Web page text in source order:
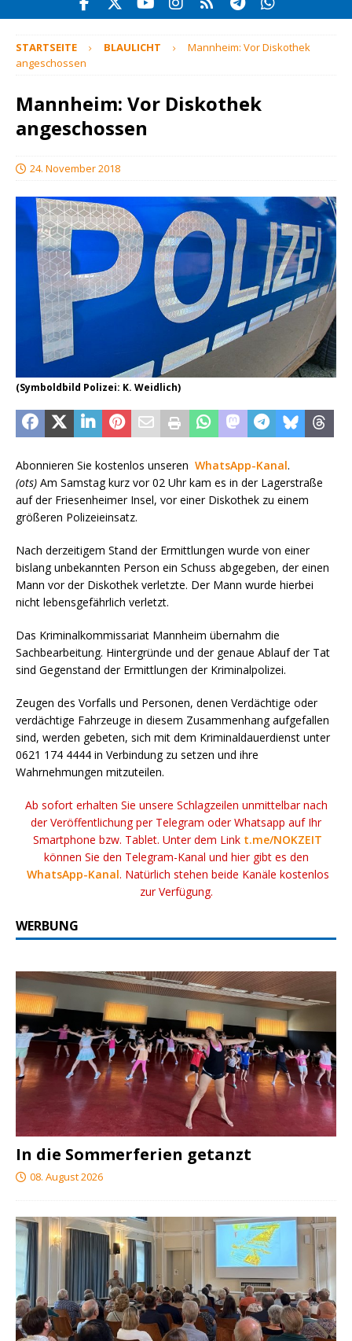
STARTSEITE BLAULICHT
Mannheim: Vor Diskothek
angeschossen
Mannheim: Vor Diskothek
angeschossen
24. November 2018
(Symboldbild Polizei: K. Weidlich)
Abonnieren Sie kostenlos unseren WhatsApp-Kanal.
(ots) Am Samstag kurz vor 02 Uhr kam es in der Lagerstraße
auf der Friesenheimer Insel, vor einer Diskothek zu einem
größeren Polizeieinsatz.
Nach derzeitigem Stand der Ermittlungen wurde von einer
bislang unbekannten Person ein Schuss abgegeben, der einen
Mann vor der Diskothek verletzte. Der Mann wurde hierbei
nicht lebensgefährlich verletzt.
Das Kriminalkommissariat Mannheim übernahm die
Sachbearbeitung. Hintergründe und der genaue Ablauf der Tat
sind Gegenstand der Ermittlungen der Kriminalpolizei.
Zeugen des Vorfalls und Personen, denen Verdächtige oder
verdächtige Fahrzeuge in diesem Zusammenhang aufgefallen
sind, werden gebeten, sich mit dem Kriminaldauerdienst unter
0621 174 4444 in Verbindung zu setzen und ihre
Wahrnehmungen mitzuteilen.
Ab sofort erhalten Sie unsere Schlagzeilen unmittelbar nach
der Veröffentlichung per Telegram oder Whatsapp auf Ihr
Smartphone bzw. Tablet. Unter dem Link t.me/NOKZEIT
können Sie den Telegram-Kanal und hier gibt es den
WhatsApp-Kanal. Natürlich stehen beide Kanäle kostenlos
zur Verfügung.
WERBUNG
In die Sommerferien getanzt
08. August 2026